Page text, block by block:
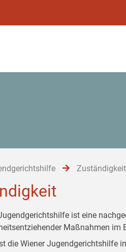
Zuständigkeit
ist eine
Maßnahmen im
die Wiener Jugendgerichtshilfe